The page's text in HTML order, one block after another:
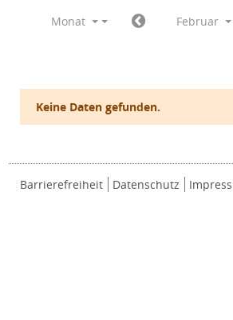
Monat Februar
Keine Daten gefunden.
Barrierefreiheit Datenschutz